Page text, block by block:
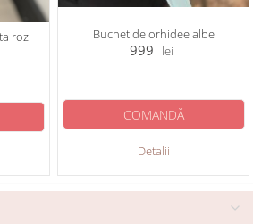
roz Buchet de orhidee albe
999 lei
Detalii
COMANDĂ